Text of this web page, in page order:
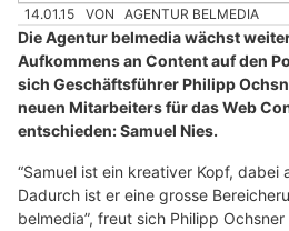
14.01.15 VON AGENTUR BELMEDIA
Die Agentur belmedia wächst
Aufkommens an Content auf den
sich Geschäftsführer Philipp
neuen Mitarbeiters für das Web
entschieden: Samuel Nies.
“Samuel ist ein kreativer Kopf, dabei
Dadurch ist er eine grosse
belmedia”, freut sich Philipp